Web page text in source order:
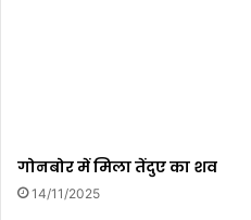
गोनबोर में मिला तेंदुए का शव
14/11/2025